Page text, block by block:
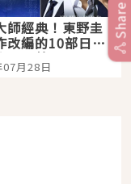
師經典！東野圭
改編的10部日本
品推薦
月28日
Share